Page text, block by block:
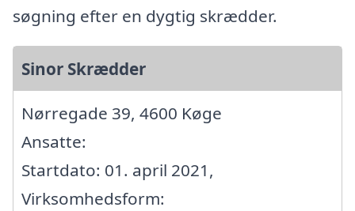
søgning efter en dygtig skrædder.
Sinor Skrædder
Nørregade 39, 4600 Køge
Ansatte:
Startdato: 01. april 2021,
Virksomhedsform: